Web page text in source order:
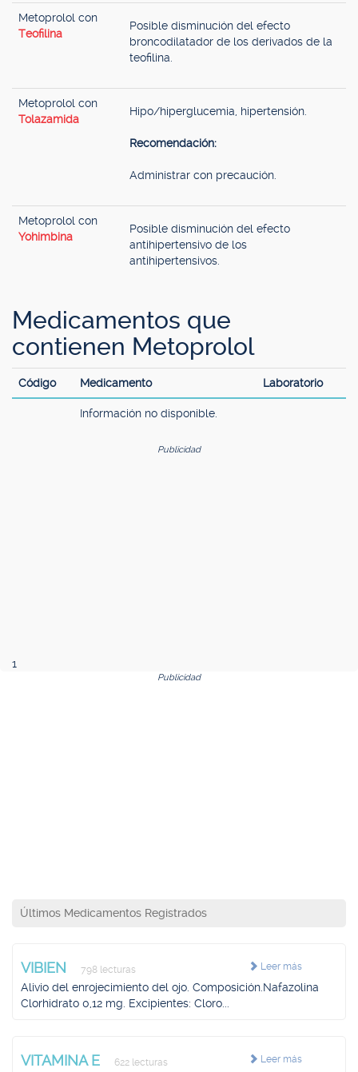
Metoprolol con
Teofilina
Posible disminución del efecto
broncodilatador de los derivados de la
teofilina.
Metoprolol con
Tolazamida
Hipo/hiperglucemia, hipertensión.
Recomendación:
Administrar con precaución.
Metoprolol con
Yohimbina
Posible disminución del efecto
antihipertensivo de los
antihipertensivos.
Medicamentos que
contienen Metoprolol
Código Medicamento Laboratorio
Información no disponible.
Publicidad
1
Publicidad
Últimos Medicamentos Registrados
Leer más
VIBIEN 798 lecturas
Alivio del enrojecimiento del ojo. Composición.Nafazolina
Clorhidrato 0,12 mg. Excipientes: Cloro...
Leer más
VITAMINA E 622 lecturas